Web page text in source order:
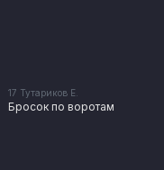
17 Тутариков Е.
Бросок по воротам